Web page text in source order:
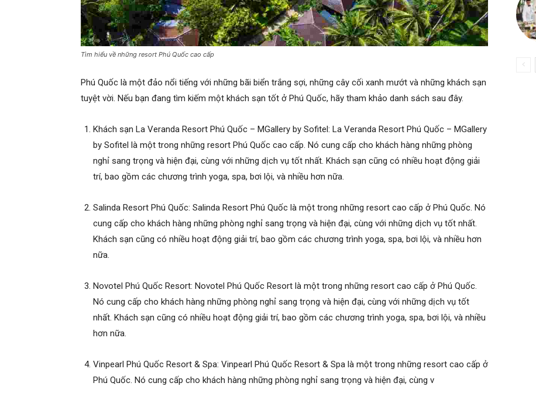
Tìm hiểu về những resort Phú Quốc cao cấp
Phú Quốc là một đảo nổi tiếng với những bãi biển trắng sợi, những cây cối xanh mướt và những khách sạn
tuyệt vời. Nếu bạn đang tìm kiếm một khách sạn tốt ở Phú Quốc, hãy tham khảo danh sách sau đây.
Khách sạn La Veranda Resort Phú Quốc – MGallery by Sofitel: La Veranda Resort Phú Quốc – MGallery
by Sofitel là một trong những resort Phú Quốc cao cấp. Nó cung cấp cho khách hàng những phòng
nghỉ sang trọng và hiện đại, cùng với những dịch vụ tốt nhất. Khách sạn cũng có nhiều hoạt động giải
trí, bao gồm các chương trình yoga, spa, bơi lội, và nhiều hơn nữa.
Salinda Resort Phú Quốc: Salinda Resort Phú Quốc là một trong những resort cao cấp ở Phú Quốc. Nó
cung cấp cho khách hàng những phòng nghỉ sang trọng và hiện đại, cùng với những dịch vụ tốt nhất.
Khách sạn cũng có nhiều hoạt động giải trí, bao gồm các chương trình yoga, spa, bơi lội, và nhiều hơn
nữa.
Novotel Phú Quốc Resort: Novotel Phú Quốc Resort là một trong những resort cao cấp ở Phú Quốc.
Nó cung cấp cho khách hàng những phòng nghỉ sang trọng và hiện đại, cùng với những dịch vụ tốt
nhất. Khách sạn cũng có nhiều hoạt động giải trí, bao gồm các chương trình yoga, spa, bơi lội, và nhiều
hơn nữa.
Vinpearl Phú Quốc Resort & Spa: Vinpearl Phú Quốc Resort & Spa là một trong những resort cao cấp ở
Phú Quốc. Nó cung cấp cho khách hàng những phòng nghỉ sang trọng và hiện đại, cùng v